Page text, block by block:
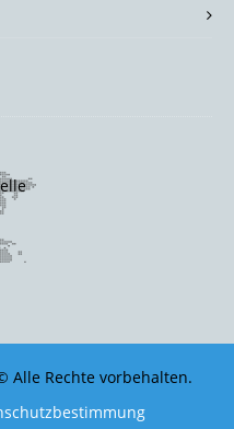
Alle Rechte vorbehalten.